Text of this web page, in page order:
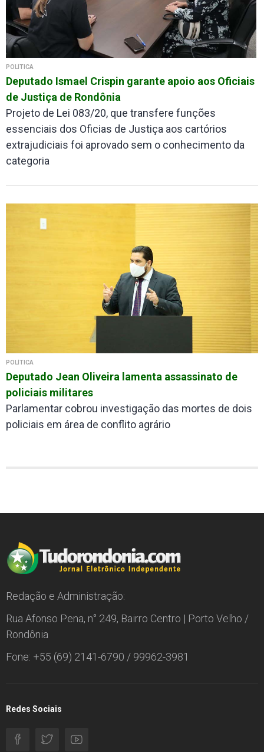
POLÍTICA
Deputado Ismael Crispin garante apoio aos Oficiais
de Justiça de Rondônia
Projeto de Lei 083/20, que transfere funções
essenciais dos Oficias de Justiça aos cartórios
extrajudiciais foi aprovado sem o conhecimento da
categoria
POLÍTICA
Deputado Jean Oliveira lamenta assassinato de
policiais militares
Parlamentar cobrou investigação das mortes de dois
policiais em área de conflito agrário
Redação e Administração:
Rua Afonso Pena, n° 249, Bairro Centro | Porto Velho /
Rondônia
Fone: +55 (69) 2141-6790 / 99962-3981
Redes Sociais